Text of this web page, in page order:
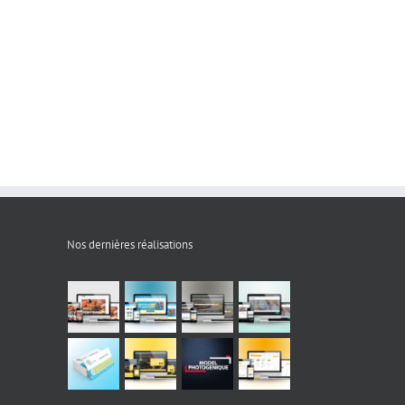
Nos dernières réalisations